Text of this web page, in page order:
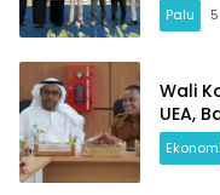
Palu
Wali
UEA,
Ekonomi